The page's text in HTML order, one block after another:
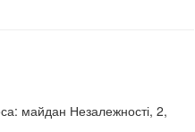
майдан Незалежності, 2,